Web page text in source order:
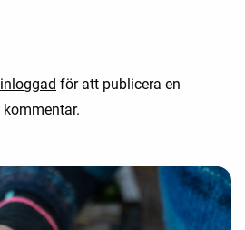
inloggad för att publicera en
kommentar.